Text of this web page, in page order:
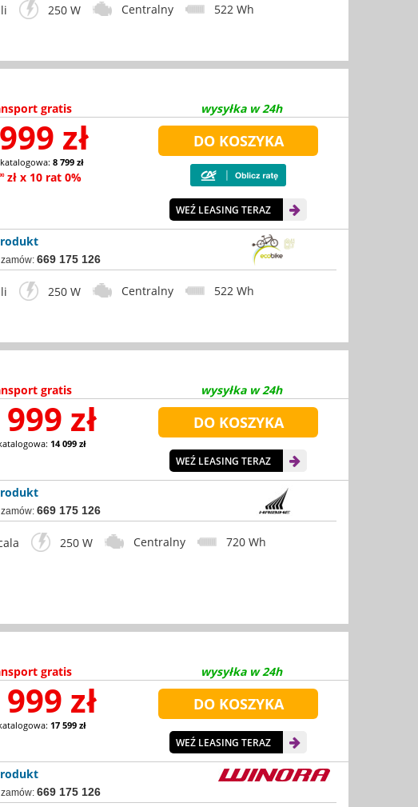
250 W Centralny 522 Wh
gratis wysyłka w 24h
zł
katalogowa:8 799 zł
zł x 10 rat 0%
WEŹ LEASING TERAZ
zamów:669 175 126
250 W Centralny 522 Wh
gratis wysyłka w 24h
zł
14 099 zł
WEŹ LEASING TERAZ
zamów:669 175 126
250 W Centralny 720 Wh
gratis wysyłka w 24h
zł
17 599 zł
WEŹ LEASING TERAZ
zamów:669 175 126